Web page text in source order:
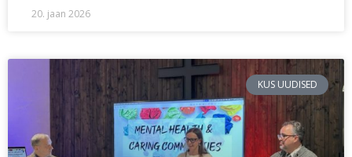
20. jaan 2026
KUS UUDISED